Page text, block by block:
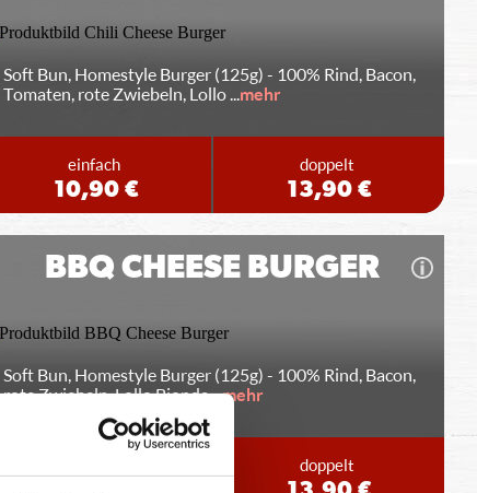
Soft Bun, Homestyle Burger (125g) - 100% Rind, Bacon,
Tomaten, rote Zwiebeln, Lollo...mehr
einfach
10,90 €
doppelt
13,90 €
BBQ CHEESE BURGER
Soft Bun, Homestyle Burger (125g) - 100% Rind, Bacon,
rote Zwiebeln, Lollo Bionda...mehr
doppelt